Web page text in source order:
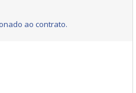
ao contrato.